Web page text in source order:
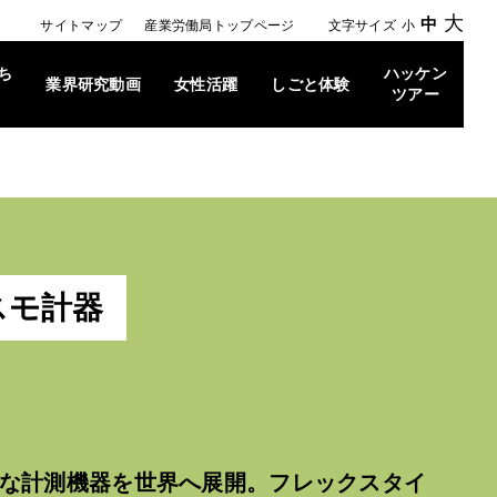
サイトマップ 産業労働局トップページ 文字サイズ 小 中 大
業界研究動画 女性活躍 しごと体験
ハッケン
ツアー
モ計器
計測機器を世界へ展開。フレックスタイ